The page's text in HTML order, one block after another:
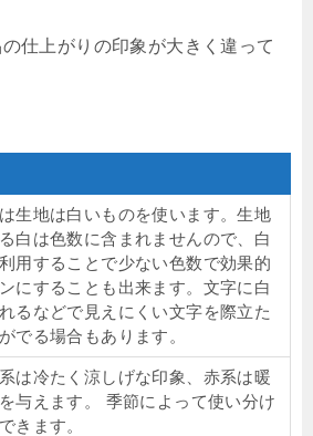
仕上がりの印象が大きく違って
生地は白いものを使います。生地
白は色数に含まれませんので、白
用することで少ない色数で効果的
にすることも出来ます。文字に白
るなどで見えにくい文字を際立た
でる場合もあります。
は冷たく涼しげな印象、赤系は暖
与えます。 季節によって使い分け
きます。